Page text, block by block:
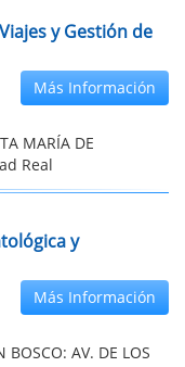
y Gestión de
Más Información
MARÍA DE
Real
y
Más Información
AV. DE LOS